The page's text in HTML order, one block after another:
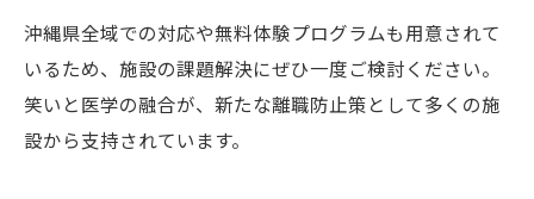
沖縄県全域での対応や無料体験プログラムも用意されて
いるため、施設の課題解決にぜひ一度ご検討ください。
笑いと医学の融合が、新たな離職防止策として多くの施
設から支持されています。